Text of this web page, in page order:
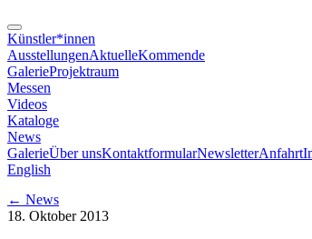
Künstler*innen
AusstellungenAktuelleKommende
GalerieProjektraum
Messen
Videos
Kataloge
News
GalerieÜber unsKontaktformularNewsletterAnfahrt
English
← News
18. Oktober 2013